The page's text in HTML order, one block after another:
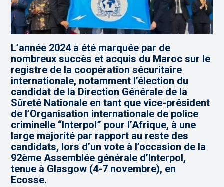
L’année 2024 a été marquée par de
nombreux succès et acquis du Maroc sur le
registre de la coopération sécuritaire
internationale, notamment l’élection du
candidat de la Direction Générale de la
Sûreté Nationale en tant que vice-président
de l’Organisation internationale de police
criminelle “Interpol” pour l’Afrique, à une
large majorité par rapport au reste des
candidats, lors d’un vote à l’occasion de la
92ème Assemblée générale d’Interpol,
tenue à Glasgow (4-7 novembre), en
Ecosse.